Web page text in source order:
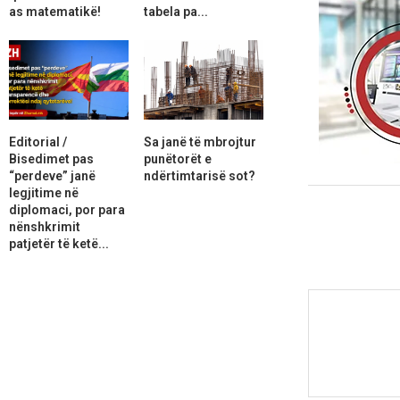
as matematikë!
tabela pa...
Editorial /
Bisedimet pas
“perdeve” janë
legjitime në
diplomaci, por para
nënshkrimit
patjetër të ketë...
Sa janë të mbrojtur
punëtorët e
ndërtimtarisë sot?